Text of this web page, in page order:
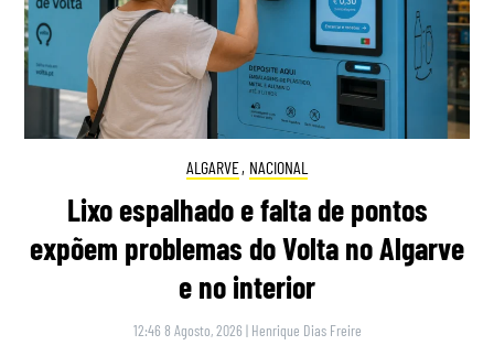
ALGARVE, NACIONAL
Lixo espalhado e falta de pontos
expõem problemas do Volta no Algarve
e no interior
12:46 8 Agosto, 2026 | Henrique Dias Freire